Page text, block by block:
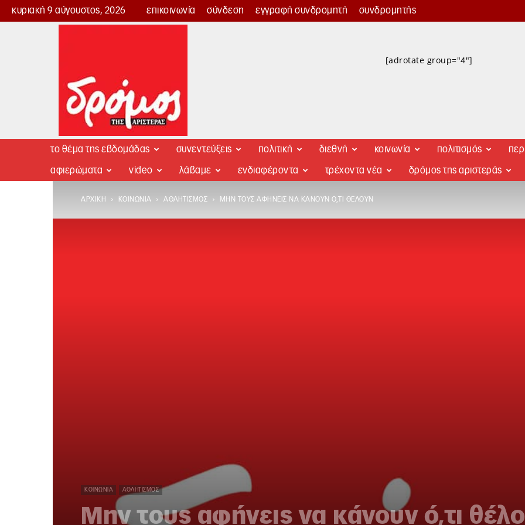
κυριακή 9 αύγουστος, 2026 επικοινωνία σύνδεση εγγραφή συνδρομητή συνδρομητής
Δρόμος
[adrotate group="4"]
το θέμα της εβδομάδας συνεντεύξεις πολιτική διεθνή κοινωνία πολιτισμός
αφιερώματα video λάβαμε ενδιαφέροντα τρέχοντα νέα δρόμος της αριστεράς
ΑΡΧΙΚΉ ΚΟΙΝΩΝΊΑ ΑΘΛΗΤΙΣΜΌΣ ΜΗΝ ΤΟΥΣ ΑΦΉΝΕΙΣ ΝΑ ΚΆΝΟΥΝ Ό,ΤΙ ΘΈΛΟΥΝ
ΚΟΙΝΩΝΊΑ ΑΘΛΗΤΙΣΜΌΣ
Μην τους αφήνεις να κάνουν ό,τι